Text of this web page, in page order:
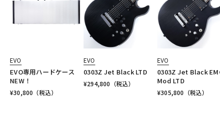
EVO
EVO専用ハードケース
NEW！
¥30,800 （税込）
EVO
0303Z Jet Black LTD
¥294,800 （税込）
EVO
0303Z Jet Black
Mod LTD
¥305,800 （税込）